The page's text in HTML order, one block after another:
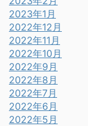
2023年1月
2022年12月
2022年11月
2022年10月
2022年9月
2022年8月
2022年7月
2022年6月
2022年5月